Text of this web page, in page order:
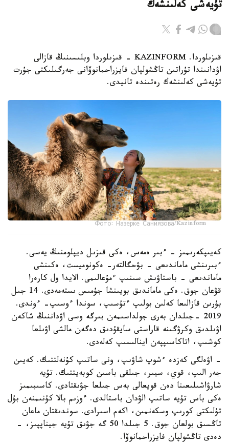
تۇيەشى كەلىنشەك
قىزىلوردا. KAZINFORM - قىزىلوردا وبلىسىنىڭ قازالى
اۋدانىندا تۇراتىن تاڭشولپان فايزراحمانوۆانى جەرگىلىكتى جۇرت
تۇيەشى كەلىنشەك رەتىندە تانيدى.
Фото: Назерке Саниязова/Kazinform
كەيىپكەرىمىز - ءبىر ەمەس، ەكى قىزىل ديپلومنىڭ يەسى.
ءبىرىنشى ماماندىعى - بۋحگالتەر- ەكونوميست، ەكىنشى
ماماندىعى - باستاۋىش سىنىپ ءمۇعالىمى. الايدا ول كارەرا
قۋعان جوق. ەكى ماماندىق بويىنشا جۇمىس ىستەمەدى. 14 جىل
بۇرىن قازالىعا كەلىن بولىپ ءتۇسىپ، سوندا ءوسىپ- ءوندى.
2019 -جىلدان بەرى جولداسىمەن بىرگە وسى اۋداننىڭ شاكەن
اۋىلدىق وكرۋگىنە قاراستى سايقۇدىق دەگەن مالشى اۋىلعا
كوشىپ، اتاكاسىپپەن اينالىسىپ كەلەدى.
- اۋەلگى كەزدە ءشوپ شاۋىپ، ونى ساتىپ كۇنەلتتىك. كەيىن
جەر الىپ، قوي، سيىر، جىلقى باسىن كوبەيتتىك. تۇيە
شارۋاشىلىعىنا دەن قويعالى بەس جىلعا جۋىقتادى. كاسىبىمىز
ەكى باس تۇيە ساتىپ الۋدان باستالدى. ءوزىم بالا كۇنىمنەن بۇل
تۇلىكتى كورىپ وسكەنمىن، اكەم اسىرادى. سوندىقتان ماعان
تاڭسىق بولعان جوق. 5 جىلدا 50 گە جۋىق تۇيە جيناپپىز، -
دەدى تاڭشولپان فايزراحمانوۆا.